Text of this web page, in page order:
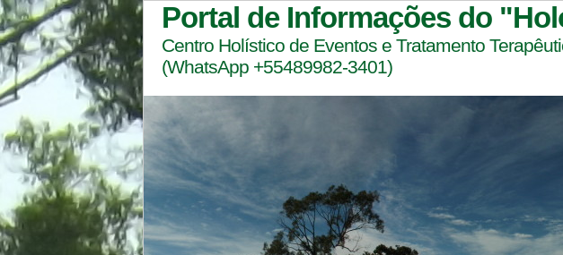
Portal de Informações do
Centro Holístico de Eventos e Tratamento
(WhatsApp +55489982-3401)